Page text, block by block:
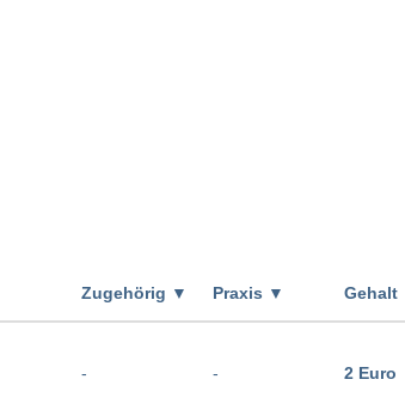
Zugehörig ▼ Praxis ▼ Gehalt
- - 2 Euro